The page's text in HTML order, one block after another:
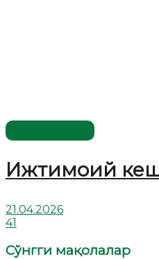
Ижтимоий
21.04.2026
41
Сўнгги мақолалар